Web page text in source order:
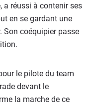
a réussi à contenir ses
en se gardant une
Son coéquipier passe
le pilote du team
devant le
la marche de ce